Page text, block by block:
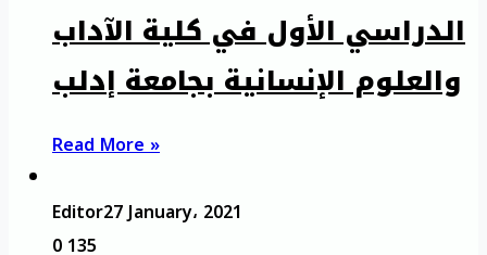
الدراسي الأول في كلية الآداب
والعلوم الإنسانية بجامعة إدلب
Read More »
Editor27 January، 2021
0135